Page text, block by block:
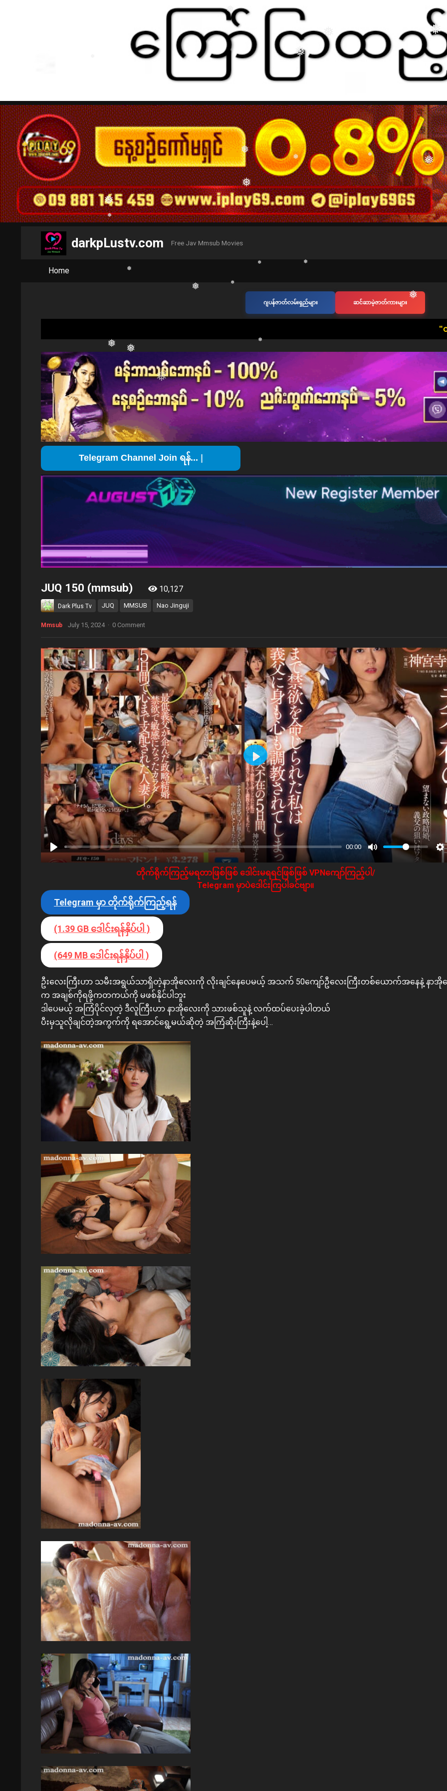
❅
❅
❅
❅
❅
❅
❅ ❅
❅
❅
❅
❅
darkpLustv.com Free Jav Mmsub Movies
Home
ဂျပန်ဇာတ်လမ်းရှည်များ ဆင်ဆာမဲ့ဇာတ်ကားများ
​"ဝင်ရောက်ကြည့်ရှုသူ
T
JUQ 150 (mmsub) 10,127
Dark Plus Tv JUQ MMSUB Nao Jinguji
Mmsub July 15, 2024 · 0 Comment
00:00
Play
တိုက်ရိုက်ကြည့်မရတာဖြစ်ဖြစ် ဒေါင်းမရရင်ဖြစ်ဖြစ် VPNကျော်ကြည့်ပါ/
Telegram မှာပဲဒေါင်းကြပါခင်ဗျာ။
Telegram မှာ တိုက်ရိုက်ကြည့်ရန်
(1.39 GB ဒေါင်းရန်နှိပ်ပါ )
(649 MB ဒေါင်းရန်နှိပ်ပါ )
ဦးလေးကြီးဟာ သမီးအရွယ်သာရှိတဲ့နာအိုလေးကို လိုးချင်နေပေမယ့် အသက် 50ကျော်ဦလေးကြီးတစ်ယောက်အနေနဲ့ နာ
က အချစ်ကိုရဖို့ကတကယ်ကို မဖစ်နိုင်ပါဘူး
ဒါပေမယ့် အကြံပိုင်လှတဲ့ ဒီလူကြီးဟာ နာအိုလေးကို သားဖစ်သူနဲ့ လက်ထပ်ပေးခဲ့ပါတယ်
ပီးမှသူလိုချင်တဲ့အကွက်ကို ရအောင်ရွေ့မယ်ဆိုတဲ့ အကြံဆိုးကြီးနဲ့ပေါ့…